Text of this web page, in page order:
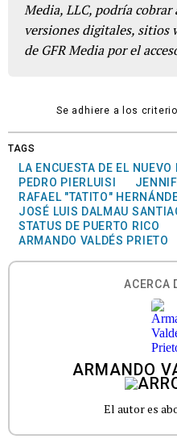
Media, LLC, podría cobrar
versiones digitales, sitios
de GFR Media por el
Se adhiere a los
TAGS
LA ENCUESTA DE EL NUEVO
PEDRO PIERLUISI
RAFAEL "TATITO"
JOSÉ LUIS DALMAU
STATUS DE PUERTO RICO
ARMANDO VALDÉS PRIETO
ACERCA
ARMANDO
El autor es